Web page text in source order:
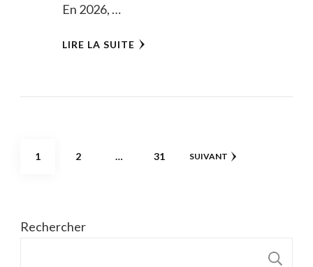
En 2026, …
LIRE LA SUITE
Pagination
PAGE
1 PAGE
2 … PAGE
31 SUIVANT
Rechercher